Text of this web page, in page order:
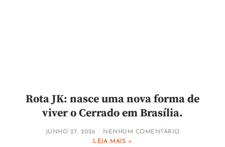
Rota JK: nasce uma nova forma de
viver o Cerrado em Brasília.
JUNHO 27, 2026
NENHUM COMENTÁRIO
LEIA MAIS »